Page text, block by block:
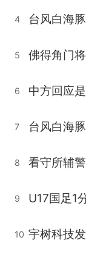
4 台风白海
5 佛得角门
6
7 台风白海
8 看守所辅
9 U17国足1
10 宇树科技